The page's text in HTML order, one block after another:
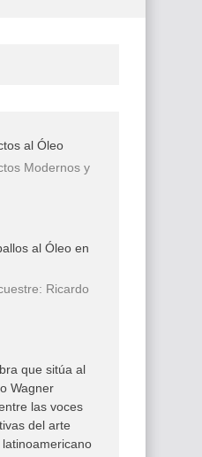
al Óleo
Modernos y
al Óleo en
Ricardo
que sitúa al
Wagner
las voces
del arte